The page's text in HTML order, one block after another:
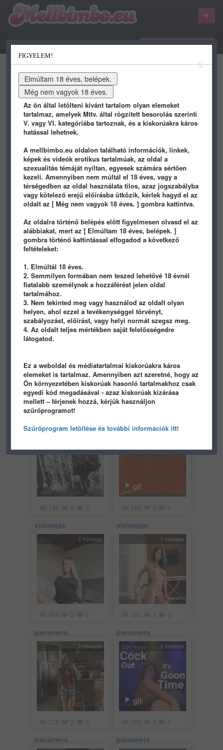
belépés / regisztráció
kategóriák hots gifs porn
youtube qdb
2026-06-27 SATURDAY
1 hónapja
495 2 0
panamera
1 hónapja
508 2
1 hónapja
238 0
panamera
2026-06-26 FRIDAY
gif
1 hónapja
185
vizimajac
gif
1 hónapja
163
vizimajac
1 hónapja
456 2
panamera
1 hónapja
500 3
panamera
1 hónapja
270 2
panamera
gif
1 hónapja
265
panamera
X
FIGYELEM!
Az ön által letölteni kívánt tartalom olyan elemeket
tartalmaz, amelyek Mttv. által rögzített besorolás szerinti
V. vagy VI. kategóriába tartoznak, és a kiskorúakra káros
hatással lehetnek.
A mellbimbo.eu oldalon található információk, linkek,
képek és videók erotikus tartalmúak, az oldal a
szexualitás témáját nyíltan, egyesek számára sértően
kezeli. Amennyiben nem múltál el 18 éves, vagy a
térségedben az oldal használata tilos, azaz jogszabályba
vagy kötelező erejű előírásba ütközik, kérlek hagyd el az
oldalt az [ Még nem vagyok 18 éves. ] gombra kattintva.
Az oldalra történő belépés előtt figyelmesen olvasd el az
alábbiakat, mert az [ Elmúltam 18 éves, belépek. ]
gombra történő kattintással elfogadod a következő
feltételeket:
1. Elmúltál 18 éves.
2. Semmilyen formában nem teszed lehetővé 18 évnél
fiatalabb személynek a hozzáférést jelen oldal
tartalmához.
3. Nem tekinted meg vagy használod az oldalt olyan
helyen, ahol ezzel a tevékenységgel törvényt,
szabályozást, előírást, vagy helyi normát szegsz meg.
4. Az oldalt teljes mértékben saját felelősségedre
látogatod.
Ez a weboldal és médiatartalmai kiskorúakra káros
elemeket is tartalmaz. Amennyiben azt szeretné, hogy az
Ön környezetében kiskorúak hasonló tartalmakhoz csak
egyedi kód megadásával - azaz kiskorúak kizárása
mellett – férjenek hozzá, kérjük használjon
szűrőprogramot!
Szűrőprogram letöltése és további információk itt!